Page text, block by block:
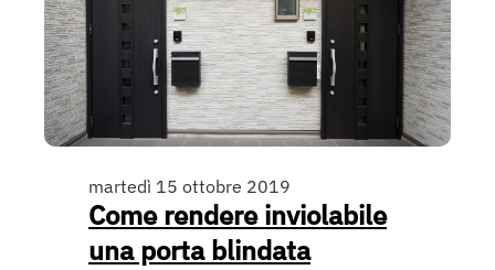
martedì 15 ottobre 2019
Come rendere inviolabile
una porta blindata